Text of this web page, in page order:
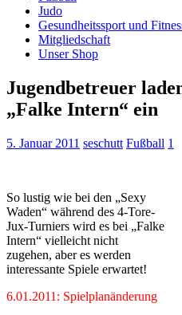
Judo
Gesundheitssport und
Mitgliedschaft
Unser Shop
Jugendbetreuer
„Falke Intern“ ein
5. Januar 2011 seschutt Fußball 1
So lustig wie bei den „Sexy
Waden“ während des 4-Tore-
Jux-Turniers wird es bei „Falke
Intern“ vielleicht nicht
zugehen, aber es werden
interessante Spiele erwartet!
6.01.2011: Spielplanänderung